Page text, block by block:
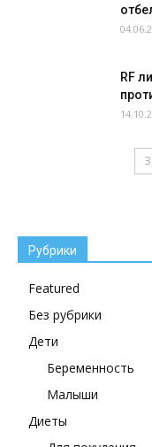
RF
Рубрики
Featured
Без рубрики
Дети
Беременность
Малыши
Диеты